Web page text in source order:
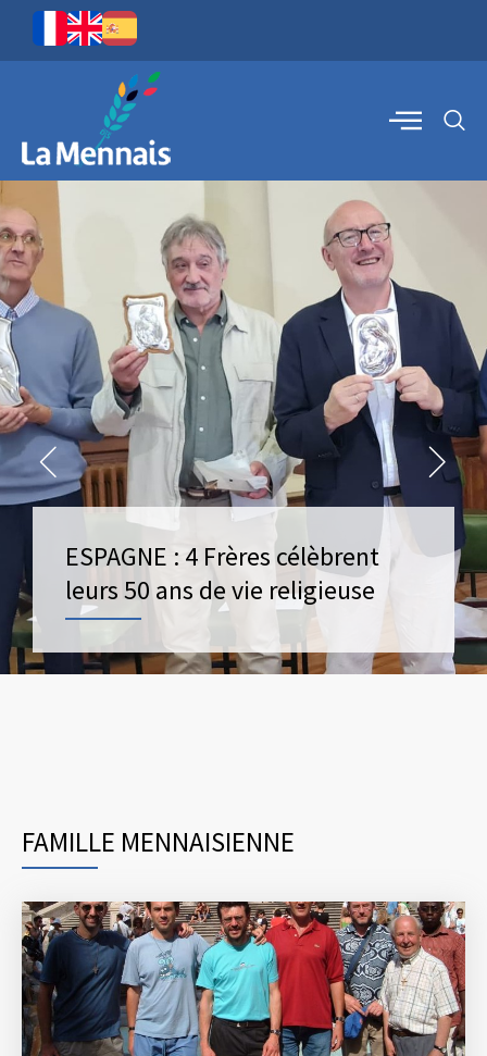
ESPAGNE : 4 Frères célèbrent
leurs 50 ans de vie religieuse
FAMILLE MENNAISIENNE